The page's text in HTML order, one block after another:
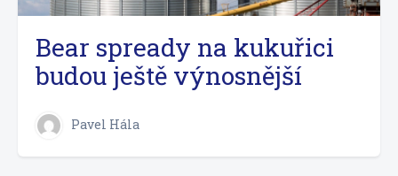
Bear spready na kukuřici
budou ještě výnosnější
Pavel Hála